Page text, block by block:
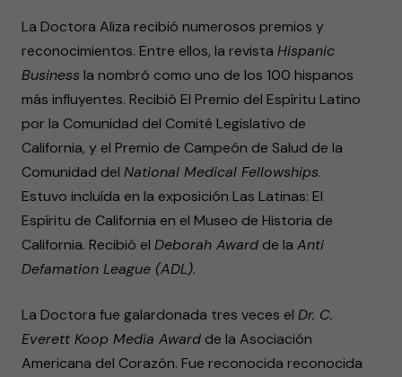
La Doctora Aliza recibió numerosos premios y
reconocimientos. Entre ellos, la revista Hispanic
Business la nombró como uno de los 100 hispanos
más influyentes. Recibió El Premio del Espíritu Latino
por la Comunidad del Comité Legislativo de
California, y el Premio de Campeón de Salud de la
Comunidad del National Medical Fellowships.
Estuvo incluída en la exposición Las Latinas: El
Espíritu de California en el Museo de Historia de
California. Recibió el Deborah Award de la Anti
Defamation League (ADL).
La Doctora fue galardonada tres veces el Dr. C.
Everett Koop Media Award de la Asociación
Americana del Corazón. Fue reconocida reconocida